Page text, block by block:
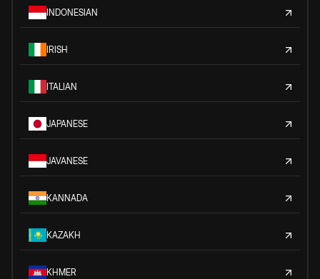
INDONESIAN
IRISH
ITALIAN
JAPANESE
JAVANESE
KANNADA
KAZAKH
KHMER